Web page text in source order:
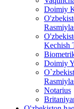
Doimiy
Kechish
Doimiy
Notarius